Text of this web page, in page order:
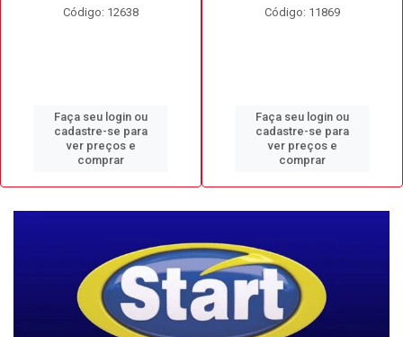
Código: 12638
Faça seu login ou
cadastre-se para
ver preços e
comprar
Código: 11869
Faça seu login ou
cadastre-se para
ver preços e
comprar